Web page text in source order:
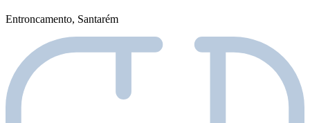
Entroncamento, Santarém